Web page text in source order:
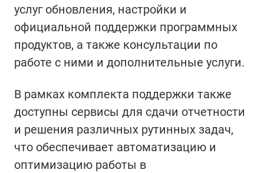
услуг обновления, настройки и
официальной поддержки программных
продуктов, а также консультации по
работе с ними и дополнительные услуги.
В рамках комплекта поддержки также
доступны сервисы для сдачи отчетности
и решения различных рутинных задач,
что обеспечивает автоматизацию и
оптимизацию работы в